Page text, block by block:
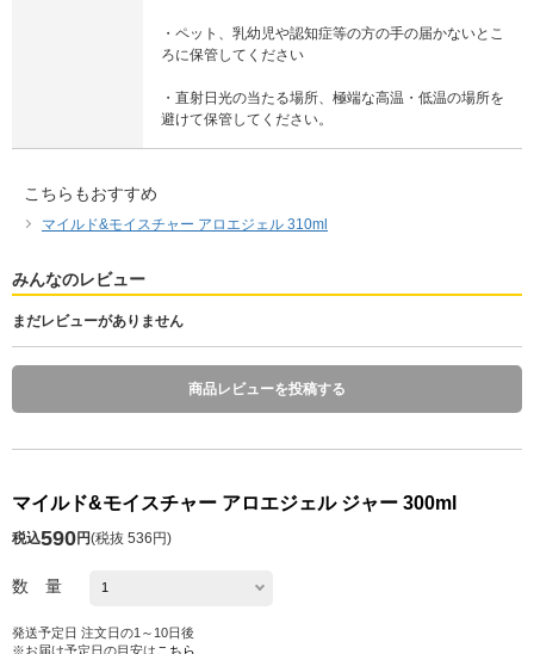
・ペット、乳幼児や認知症等の方の手の届かないとこ
ろに保管してください
・直射日光の当たる場所、極端な高温・低温の場所を
避けて保管してください。
こちらもおすすめ
マイルド&モイスチャー アロエジェル 310ml
みんなのレビュー
まだレビューがありません
商品レビューを投稿する
マイルド&モイスチャー アロエジェル ジャー 300ml
税込590円(税抜 536円)
数 量
発送予定日 注文日の1～10日後
※お届け予定日の目安は こちら